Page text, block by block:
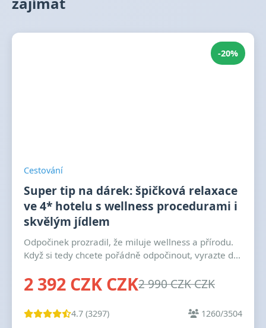
-20%
Cestování
Super tip na dárek: špičková relaxace
ve 4* hotelu s wellness procedurami i
skvělým jídlem
Odpočinek prozradil, že miluje wellness a přírodu.
Když si tedy chcete pořádně odpočinout, vyrazte d...
2 392 CZK CZK2 990 CZK CZK
4.7 (3297) 1260/3504